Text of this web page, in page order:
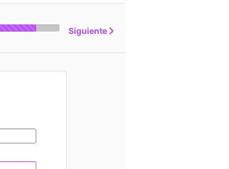
Siguiente